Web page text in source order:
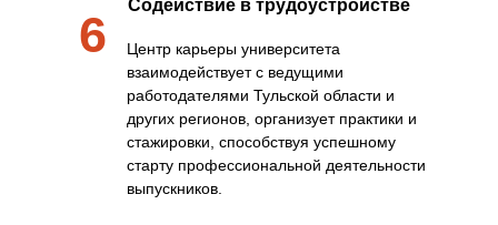
6
Содействие в трудоустройстве
Центр карьеры университета
взаимодействует с ведущими
работодателями Тульской области и
других регионов, организует практики и
стажировки, способствуя успешному
старту профессиональной деятельности
выпускников.